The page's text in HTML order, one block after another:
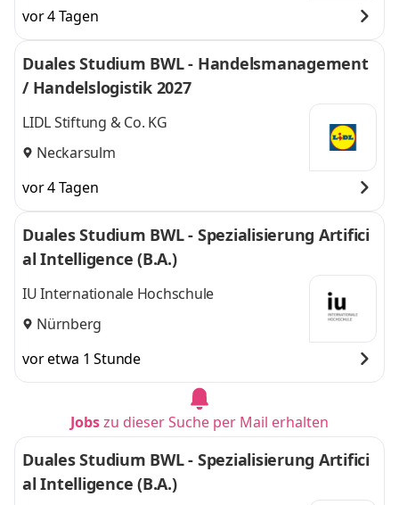
vor 4 Tagen
Duales Studium BWL - Handelsmanagement
/ Handelslogistik 2027
LIDL Stiftung & Co. KG
Neckarsulm
vor 4 Tagen
Duales Studium BWL - Spezialisierung Artifici
al Intelligence (B.A.)
IU Internationale Hochschule
Nürnberg
vor etwa 1 Stunde
Jobszu dieser Suche per Mail erhalten
Duales Studium BWL - Spezialisierung Artifici
al Intelligence (B.A.)